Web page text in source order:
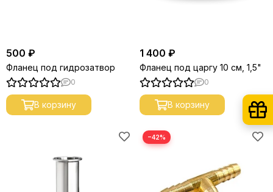
500 ₽
Фланец под гидрозатвор
0
В корзину
1 400 ₽
Фланец под царгу 10 см, 1,5"
0
В корзину
−42%